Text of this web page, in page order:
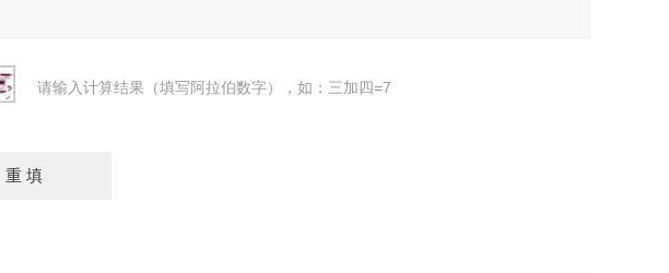
请输入计算结果（填写阿拉伯数字），如：三加四=7